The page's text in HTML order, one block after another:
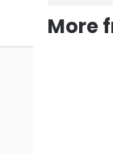
More